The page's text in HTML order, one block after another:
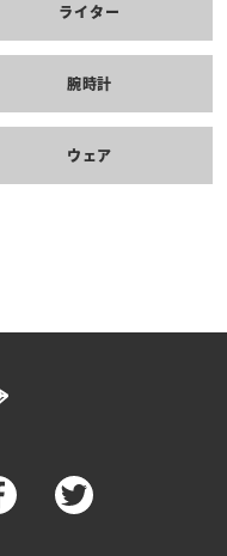
ライター
腕時計
ウェア